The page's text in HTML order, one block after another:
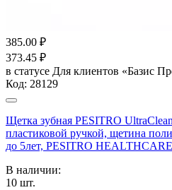
385.00 ₽
373.45 ₽
в статусе Для клиентов «Базис
Код: 28129
Щетка зубная PESITRO
пластиковой ручкой, щетина
до 5лет, PESITRO
В наличии:
10 шт.